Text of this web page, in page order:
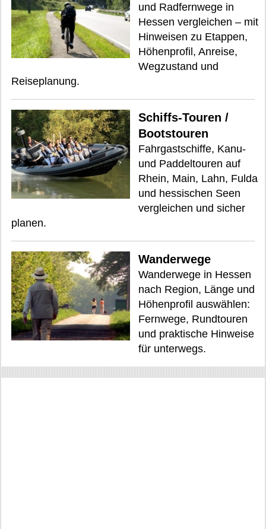
und Radfernwege in
Hessen vergleichen – mit
Hinweisen zu Etappen,
Höhenprofil, Anreise,
Wegzustand und
Reiseplanung.
Schiffs-Touren /
Bootstouren
Fahrgastschiffe, Kanu-
und Paddeltouren auf
Rhein, Main, Lahn, Fulda
und hessischen Seen
vergleichen und sicher
planen.
Wanderwege
Wanderwege in Hessen
nach Region, Länge und
Höhenprofil auswählen:
Fernwege, Rundtouren
und praktische Hinweise
für unterwegs.